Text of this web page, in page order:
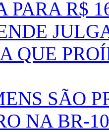
PARA R$
QUE
SÃO
NA BR-